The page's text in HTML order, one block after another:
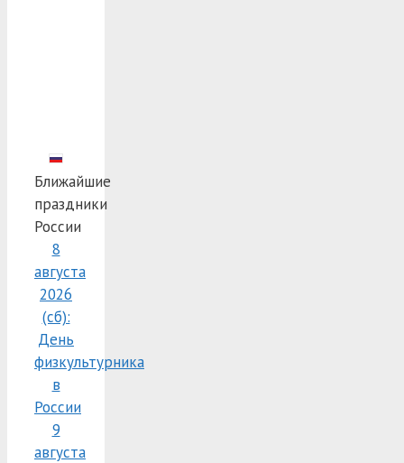
Ближайшие
праздники
России
8
августа
2026
(сб):
День
физкультурника
в
России
9
августа